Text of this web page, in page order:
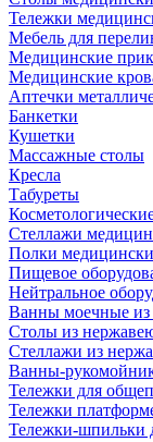
Тележки
Мебель для
Медицинские
Медицинские
Аптечки
Банкетки
Кушетки
Массажные столы
Кресла
Табуреты
Стеллажи
Полки
Пищевое
Нейтральное
Ванны моечные
Столы из
Стеллажи из
Ванны-
Тележки для
Тележки
Тележки-шпильки